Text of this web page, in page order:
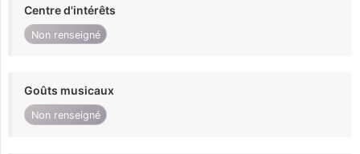
Centre d'intérêts
Non renseigné
Goûts musicaux
Non renseigné